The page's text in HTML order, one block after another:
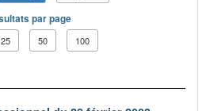
par page
25 50 100